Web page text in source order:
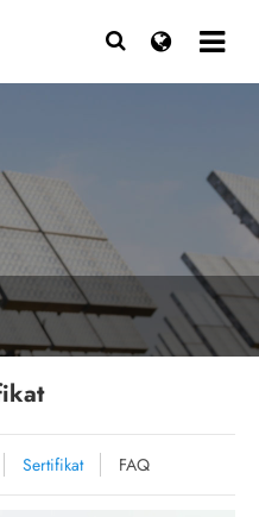
Sertifikat FAQ